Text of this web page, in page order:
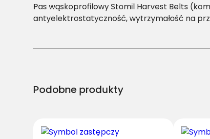
Pas wąskoprofilowy Stomil Harvest Belts
antyelektrostatyczność, wytrzymałość na
Podobne produkty